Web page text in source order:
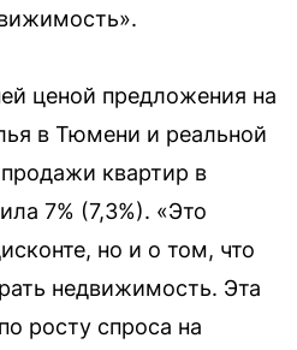
ценой предложения на
в Тюмени и реальной
квартир в
7% (7,3%). «Это
но и о том, что
недвижимость. Эта
росту спроса на